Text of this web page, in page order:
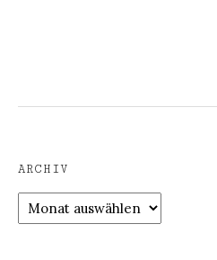
ARCHIV
Archiv